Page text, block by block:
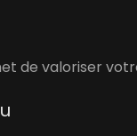
de valoriser